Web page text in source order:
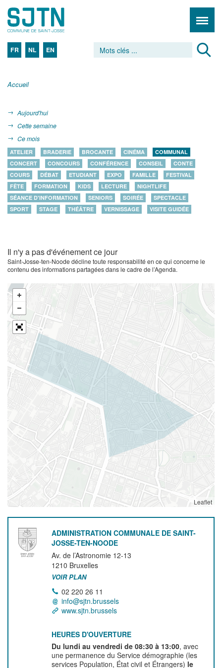
FR NL EN
Accueil
Aujourd'hui
Cette semaine
Ce mois
ATELIER BRADERIE BROCANTE CINÉMA
COMMUNAL
CONCERT
CONCOURS CONFÉRENCE CONSEIL
CONTE
COURS
DÉBAT ETUDIANT EXPO FAMILLE
FESTIVAL
FÊTE
FORMATION KIDS LECTURE
NIGHTLIFE
SÉANCE D'INFORMATION
SENIORS SOIRÉE
SPECTACLE
SPORT
STAGE THÉÂTRE VERNISSAGE VISITE GUIDÉE
Il n'y a pas d'événement ce jour
Saint-Josse-ten-Noode décline toute responsabilité en ce qui concerne le
contenu des informations partagées dans le cadre de l’Agenda.
Leaflet
ADMINISTRATION COMMUNALE DE SAINT-
JOSSE-TEN-NOODE
Av. de l’Astronomie 12-13
1210 Bruxelles
VOIR PLAN
02 220 26 11
info@sjtn.brussels
www.sjtn.brussels
HEURES D'OUVERTURE
Du lundi au vendredi de 08:30 à 13:00, avec
une permanence du Service démographie (les
services Population, État civil et Étrangers) le